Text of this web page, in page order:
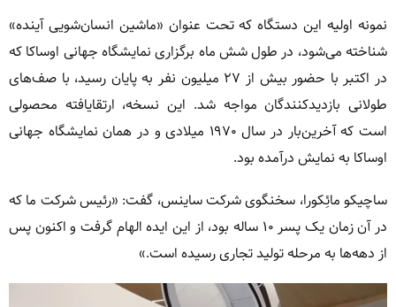
نمونه اولیه این دستگاه که تحت عنوان «ماشین انسان‌شویی آینده»
شناخته می‌شود، در طول شش ماه برگزاری نمایشگاه جهانی اوساکا که
در اکتبر با حضور بیش از ۲۷ میلیون نفر به پایان رسید، با صف‌های
طولانی بازدیدکنندگان مواجه شد. این نسخه، ارتقایافته محصولی
است که آخرین‌بار در سال ۱۹۷۰ میلادی و در همان نمایشگاه جهانی
اوساکا به نمایش درآمده بود.
ساچیکو مائِکورا، سخنگوی شرکت ساینس، گفت: «رئیس شرکت ما که
در آن زمان یک پسر ۱۰ ساله بود، از این ایده الهام گرفت و اکنون پس
از دهه‌ها به مرحله تولید تجاری رسیده است.»